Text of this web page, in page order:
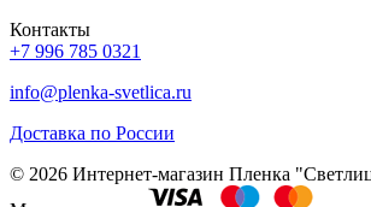
Контакты
+7 996 785 0321
info@plenka-svetlica.ru
Доставка по России
© 2026 Интернет-магазин Пленка